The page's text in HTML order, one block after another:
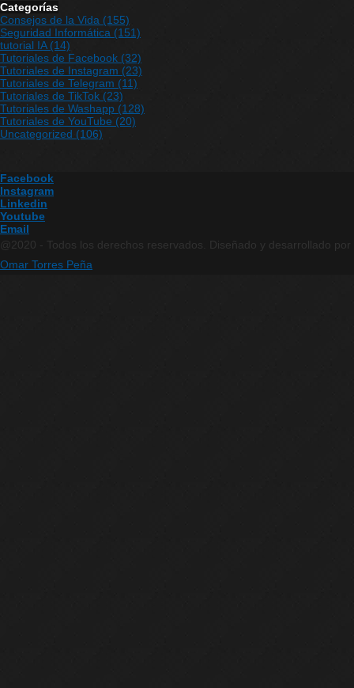
Categorías
Consejos de la Vida (155)
Seguridad Informática (151)
tutorial IA (14)
Tutoriales de Facebook (32)
Tutoriales de Instagram (23)
Tutoriales de Telegram (11)
Tutoriales de TikTok (23)
Tutoriales de Washapp (128)
Tutoriales de YouTube (20)
Uncategorized (106)
Facebook
Instagram
Linkedin
Youtube
Email
@2020 - Todos los derechos reservados. Diseñado y desarrollado por
Omar Torres Peña